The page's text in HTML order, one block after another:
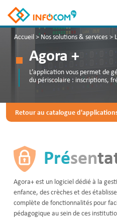
Accueil> Nos solutions & services >
Agora +
L’application vous permet de
du périscolaire : inscriptions,
Retour au catalogue
Présen
Agora+ est un logiciel dédié à la
enfance, des crèches et des
complète de fonctionnalités pour
pédagogique au sein de ces
Panneau de gestion des cookies